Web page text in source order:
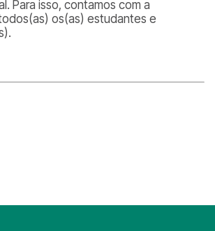
Para isso, contamos com a
os(as) estudantes e